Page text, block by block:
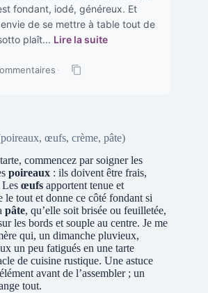
fondant, iodé, généreux. Et
de se mettre à table tout de
plaît... Lire la suite
·
œufs, crème, pâte)
commencez par soigner les
poireaux : ils doivent être frais,
Les œufs apportent tenue et
le tout et donne ce côté fondant si
pâte, qu’elle soit brisée ou feuilletée,
les bords et souple au centre. Je me
qui, un dimanche pluvieux,
un peu fatigués en une tarte
de cuisine rustique. Une astuce
avant de l’assembler ; un
tout.